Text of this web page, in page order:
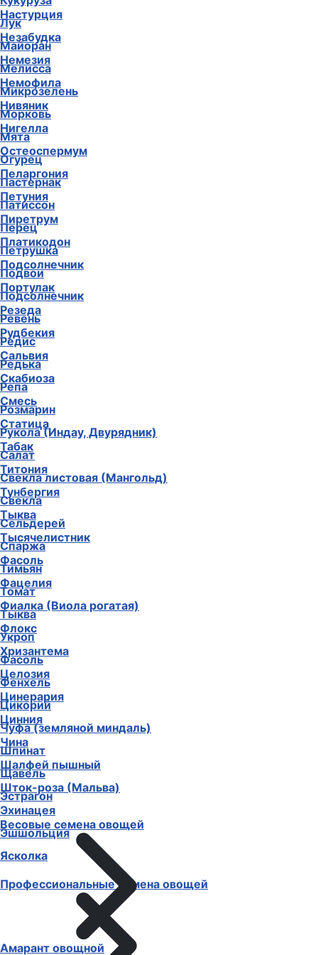
Настурция
Незабудка
Немезия
Немофила
Нивяник
Нигелла
Остеоспермум
Пеларгония
Петуния
Пиретрум
Платикодон
Подсолнечник
Портулак
Резеда
Рудбекия
Сальвия
Скабиоза
Смесь
Статица
Табак
Титония
Тунбергия
Тыква
Тысячелистник
Фасоль
Фацелия
Фиалка (Виола рогатая)
Флокс
Хризантема
Целозия
Цинерария
Цинния
Чина
Шалфей пышный
Шток-роза (Мальва)
Эхинацея
Эшшольция
Ясколка
Профессиональные семена овощей
Лук
Майоран
Мелисса
Микрозелень
Морковь
Мята
Огурец
Пастернак
Патиссон
Перец
Петрушка
Подвои
Подсолнечник
Ревень
Редис
Редька
Репа
Розмарин
Рукола (Индау, Двурядник)
Салат
Свекла листовая (Мангольд)
Свекла
Сельдерей
Спаржа
Тимьян
Томат
Тыква
Укроп
Фасоль
Фенхель
Цикорий
Чуфа (земляной миндаль)
Шпинат
Щавель
Эстрагон
Весовые семена овощей
Амарант овощной